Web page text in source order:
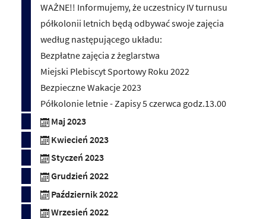
WAŻNE!! Informujemy, że uczestnicy IV turnusu
półkolonii letnich będą odbywać swoje zajęcia
według następującego układu:
Bezpłatne zajęcia z żeglarstwa
Miejski Plebiscyt Sportowy Roku 2022
Bezpieczne Wakacje 2023
Półkolonie letnie - Zapisy 5 czerwca godz.13.00
Maj 2023
Kwiecień 2023
Styczeń 2023
Grudzień 2022
Październik 2022
Wrzesień 2022